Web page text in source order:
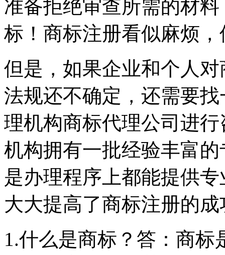
准备拒绝审查所需的材
标！商标注册看似麻烦
但是，如果企业和个人
法规还不确定，还需要
理机构商标代理公司进
机构拥有一批经验丰富
是办理程序上都能提供
大大提高了商标注册的成
1.什么是商标？答：商